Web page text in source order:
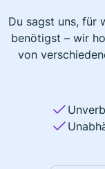
Du sagst uns, für
benötigst – wir
von